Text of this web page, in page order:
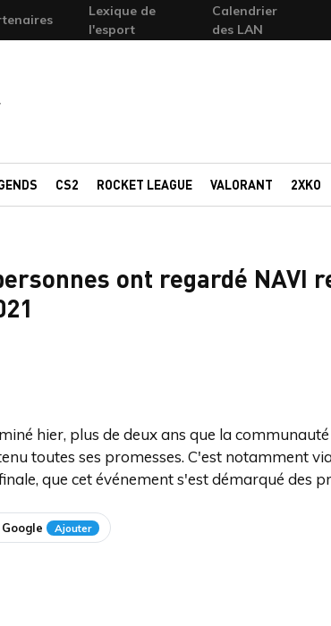
Lexique de
l'esport
Calendrier
des LAN
CS2 ROCKET LEAGUE VALORANT 2XKO
ont regardé NAVI
hier, plus de deux ans que la
toutes ses promesses. C'est notamment
que cet événement s'est démarqué des
Ajouter